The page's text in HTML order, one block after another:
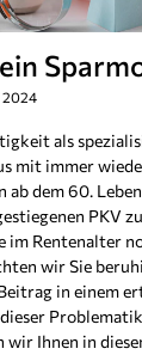
2024
als
mit immer
ab dem 60.
PKV
im Rentenalter
wir Sie
in einem
wir Ihnen in